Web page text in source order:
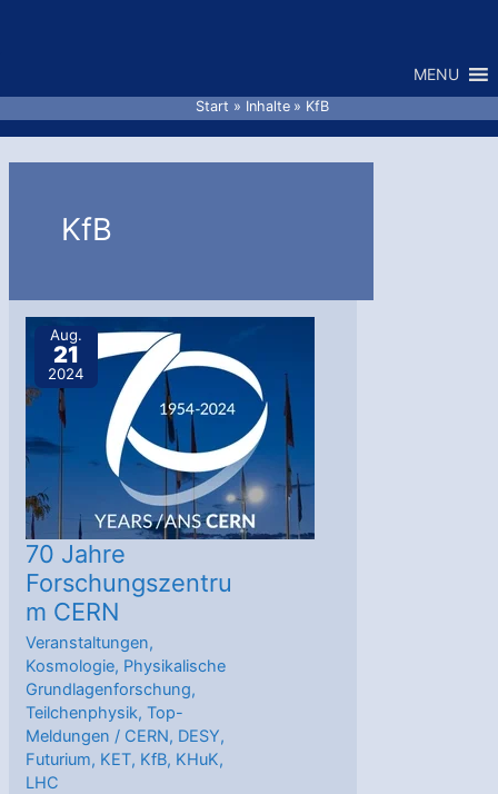
MENU
Start Inhalte KfB
KfB
Aug.
21
2024
70 Jahre
Forschungszentru
m CERN
Veranstaltungen,
Kosmologie, Physikalische
Grundlagenforschung,
Teilchenphysik,Top-
Meldungen / CERN, DESY,
Futurium, KET, KfB, KHuK,
LHC